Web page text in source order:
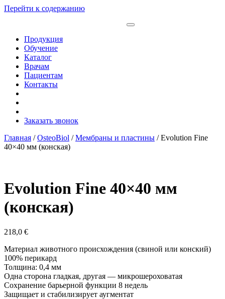
Перейти к содержанию
Продукция
Обучение
Каталог
Врачам
Пациентам
Контакты
Заказать звонок
Главная /OsteoBiol /Мембраны и пластины / Evolution Fine
40×40 мм (конская)
Evolution Fine 40×40 мм
(конская)
218,0 €
Материал животного происхождения (свиной или конский)
100% перикард
Толщина: 0,4 мм
Одна сторона гладкая, другая — микрошероховатая
Сохранение барьерной функции 8 недель
Защищает и стабилизирует аугментат